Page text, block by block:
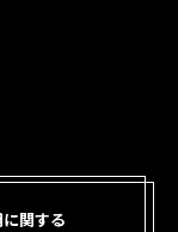
関する